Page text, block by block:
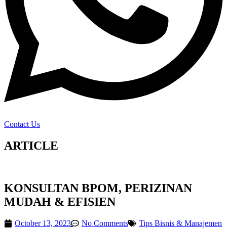
Contact Us
ARTICLE
KONSULTAN BPOM, PERIZINAN
MUDAH & EFISIEN
October 13, 2023 No Comments Tips Bisnis & Manajemen